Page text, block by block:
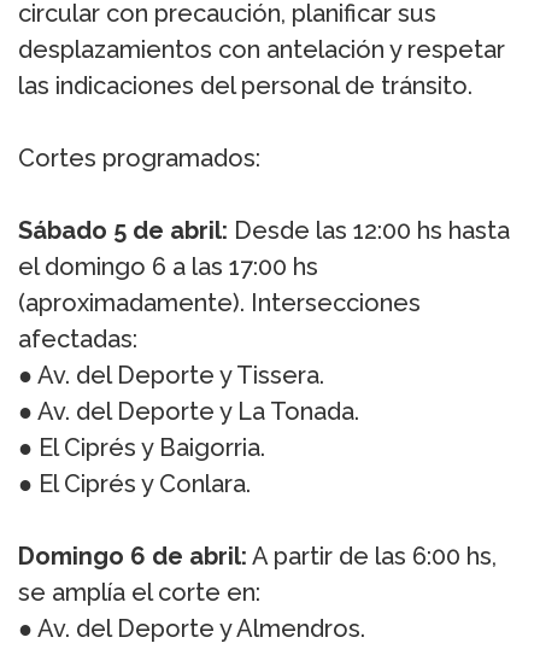
circular con precaución, planificar sus
desplazamientos con antelación y respetar
las indicaciones del personal de tránsito.
Cortes programados:
Sábado 5 de abril: Desde las 12:00 hs hasta
el domingo 6 a las 17:00 hs
(aproximadamente). Intersecciones
afectadas:
● Av. del Deporte y Tissera.
● Av. del Deporte y La Tonada.
● El Ciprés y Baigorria.
● El Ciprés y Conlara.
Domingo 6 de abril: A partir de las 6:00 hs,
se amplía el corte en:
● Av. del Deporte y Almendros.